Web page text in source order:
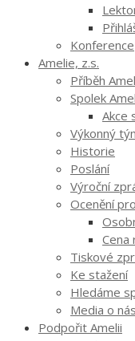
Konference
Amelie, z.s.
Příběh
Spolek
Akce
Výkonný
Historie
Poslání
Výroční
Ocenění
Tiskové
Ke stažení
Hledáme
Media o nás
Podpořit Amelii